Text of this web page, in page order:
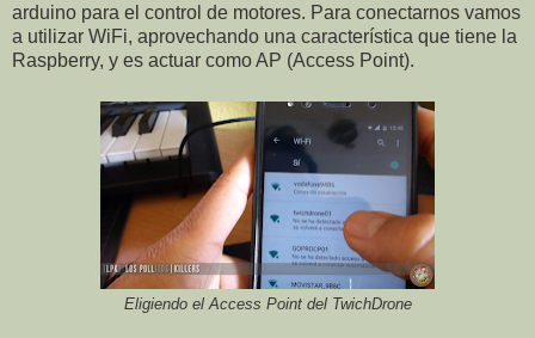
arduino para el control de motores. Para conectarnos vamos
a utilizar WiFi, aprovechando una característica que tiene la
Raspberry, y es actuar como AP (Access Point).
Eligiendo el Access Point del TwichDrone